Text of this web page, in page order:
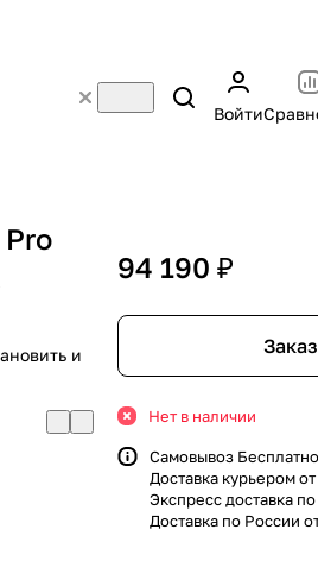
Войти
и
94 190 ₽
Нет в наличии
Самовывоз Бесплатно
Доставка курьером
Экспресс доставка
Доставка по России